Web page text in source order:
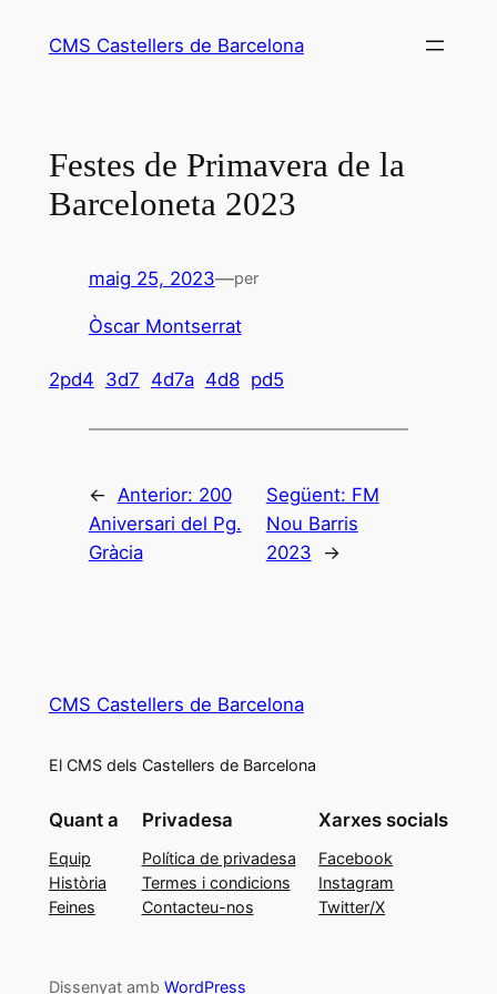
CMS Castellers de Barcelona
Festes de Primavera de la
Barceloneta 2023
maig 25, 2023—per
Òscar Montserrat
2pd4 3d7 4d7a 4d8 pd5
← Anterior: 200
Aniversari del Pg.
Gràcia
Següent: FM
Nou Barris
2023
→
CMS Castellers de Barcelona
El CMS dels Castellers de Barcelona
Quant a
Equip
Història
Feines
Privadesa
Política de privadesa
Termes i condicions
Contacteu-nos
Xarxes socials
Facebook
Instagram
Twitter/X
Dissenyat amb WordPress